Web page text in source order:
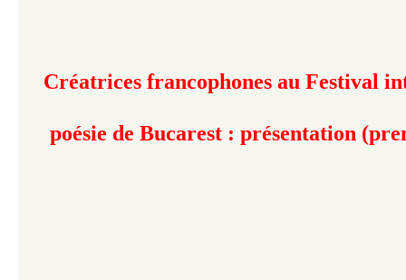
Créatrices francophones au Festival
poésie de Bucarest : présentation